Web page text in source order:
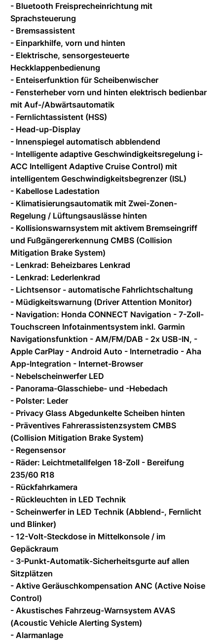
- Bluetooth Freisprecheinrichtung mit
Sprachsteuerung
- Bremsassistent
- Einparkhilfe, vorn und hinten
- Elektrische, sensorgesteuerte
Heckklappenbedienung
- Enteiserfunktion für Scheibenwischer
- Fensterheber vorn und hinten elektrisch bedienbar
mit Auf-/Abwärtsautomatik
- Fernlichtassistent (HSS)
- Head-up-Display
- Innenspiegel automatisch abblendend
- Intelligente adaptive Geschwindigkeitsregelung i-
ACC Intelligent Adaptive Cruise Control) mit
intelligentem Geschwindigkeitsbegrenzer (ISL)
- Kabellose Ladestation
- Klimatisierungsautomatik mit Zwei-Zonen-
Regelung / Lüftungsauslässe hinten
- Kollisionswarnsystem mit aktivem Bremseingriff
und Fußgängererkennung CMBS (Collision
Mitigation Brake System)
- Lenkrad: Beheizbares Lenkrad
- Lenkrad: Lederlenkrad
- Lichtsensor - automatische Fahrlichtschaltung
- Müdigkeitswarnung (Driver Attention Monitor)
- Navigation: Honda CONNECT Navigation - 7-Zoll-
Touchscreen Infotainmentsystem inkl. Garmin
Navigationsfunktion - AM/FM/DAB - 2x USB-IN, -
Apple CarPlay - Android Auto - Internetradio - Aha
App-Integration - Internet-Browser
- Nebelscheinwerfer LED
- Panorama-Glasschiebe- und -Hebedach
- Polster: Leder
- Privacy Glass Abgedunkelte Scheiben hinten
- Präventives Fahrerassistenzsystem CMBS
(Collision Mitigation Brake System)
- Regensensor
- Räder: Leichtmetallfelgen 18-Zoll - Bereifung
235/60 R18
- Rückfahrkamera
- Rückleuchten in LED Technik
- Scheinwerfer in LED Technik (Abblend-, Fernlicht
und Blinker)
- 12-Volt-Steckdose in Mittelkonsole / im
Gepäckraum
- 3-Punkt-Automatik-Sicherheitsgurte auf allen
Sitzplätzen
- Aktive Geräuschkompensation ANC (Active Noise
Control)
- Akustisches Fahrzeug-Warnsystem AVAS
(Acoustic Vehicle Alerting System)
- Alarmanlage